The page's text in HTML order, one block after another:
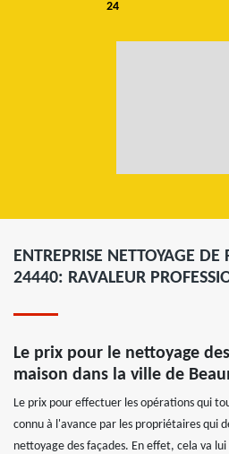
24
ENTREPRISE NETTOYAGE
24440: RAVALEUR
Le prix pour le nettoyage
maison dans la ville de
Le prix pour effectuer les opérations qui
connu à l'avance par les propriétaires qui
nettoyage des façades. En effet, cela va